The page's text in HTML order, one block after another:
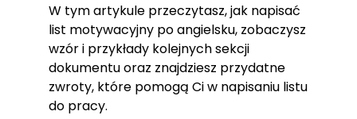
W tym artykule przeczytasz, jak napisać
list motywacyjny po angielsku, zobaczysz
wzór i przykłady kolejnych sekcji
dokumentu oraz znajdziesz przydatne
zwroty, które pomogą Ci w napisaniu listu
do pracy.